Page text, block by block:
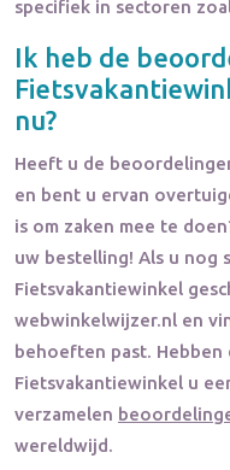
specifiek in sectoren
Ik heb de
nu?
Heeft u de
en bent u ervan
is om zaken mee te
uw bestelling! Als u nog
Fietsvakantiewinkel
webwinkelwijzer.nl en
behoeften past.
Fietsvakantiewinkel u
verzamelen
wereldwijd.